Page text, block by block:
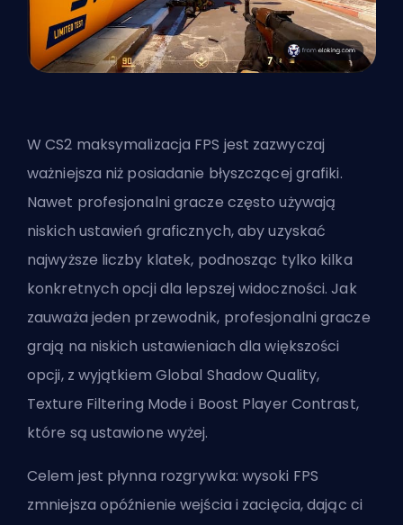
W CS2 maksymalizacja FPS jest zazwyczaj
ważniejsza niż posiadanie błyszczącej grafiki.
Nawet profesjonalni gracze często używają
niskich ustawień graficznych, aby uzyskać
najwyższe liczby klatek, podnosząc tylko kilka
konkretnych opcji dla lepszej widoczności. Jak
zauważa jeden przewodnik, profesjonalni gracze
grają na niskich ustawieniach dla większości
opcji, z wyjątkiem Global Shadow Quality,
Texture Filtering Mode i Boost Player Contrast,
które są ustawione wyżej.
Celem jest płynna rozgrywka: wysoki FPS
zmniejsza opóźnienie wejścia i zacięcia, dając ci